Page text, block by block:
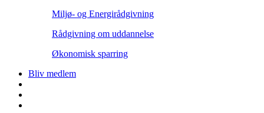
Miljø- og Energirådgivning
Rådgivning om uddannelse
Økonomisk sparring
Bliv medlem